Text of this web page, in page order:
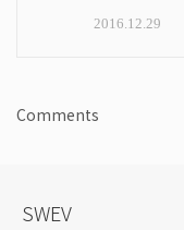
2016.12.29
Comments
SWEV